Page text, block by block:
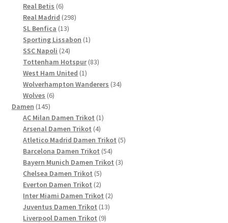
Real Betis 66
Produkte
Real Madrid 298298
SL Benfica 1313
Produkte
Sporting Lissabon 11
SSC Napoli 2424
Produkte
Tottenham Hotspur 8383
West Ham United 11
Produkt
Wolverhampton Wanderers 3434
Wolves 66
Damen 145145
Produkte
AC Milan Damen Trikot 11
Arsenal Damen Trikot 44
Produkte
Atletico Madrid Damen Trikot 55
Barcelona Damen Trikot 5454
Produkte
Bayern Munich Damen Trikot 33
Chelsea Damen Trikot 55
Produkte
Everton Damen Trikot 22
Produkte
Inter Miami Damen Trikot 22
Juventus Damen Trikot 1313
Liverpool Damen Trikot 99